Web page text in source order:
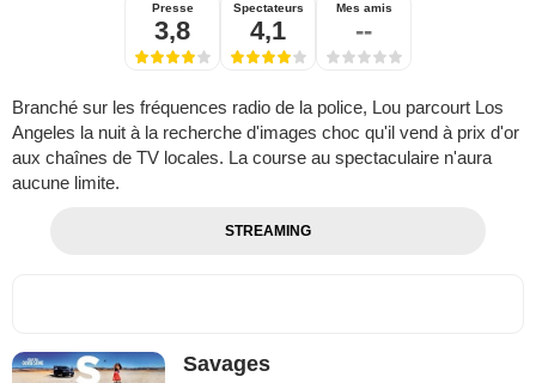
Presse
3,8
Spectateurs
4,1
Mes amis
--
Branché sur les fréquences radio de la police, Lou parcourt Los
Angeles la nuit à la recherche d'images choc qu'il vend à prix d'or
aux chaînes de TV locales. La course au spectaculaire n'aura
aucune limite.
STREAMING
Savages